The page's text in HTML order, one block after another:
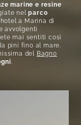
marine e resine
nelparco
a Marina di
avvolgenti
mai sentiti così
pini fino al mare.
del Bagno
.